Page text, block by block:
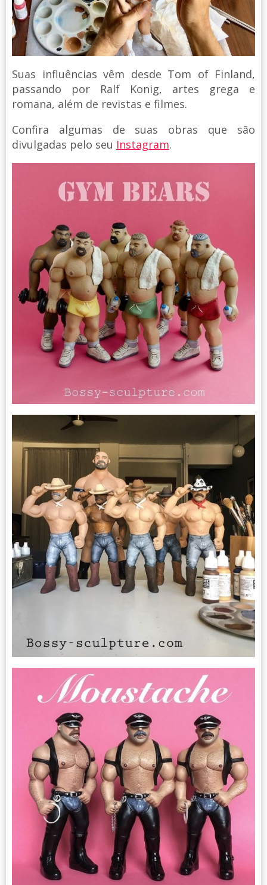
Suas influências vêm desde Tom of Finland,
passando por Ralf Konig, artes grega e
romana, além de revistas e filmes.
Confira algumas de suas obras que são
divulgadas pelo seu Instagram.